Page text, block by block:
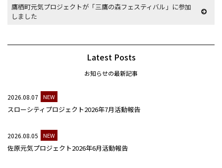
鷹栖町元気プロジェクトが「三鷹の森フェスティバル」に参加
しました
Latest Posts
お知らせの最新記事
2026.08.07 NEW
スローシティプロジェクト2026年7月活動報告
2026.08.05 NEW
佐原元気プロジェクト2026年6月活動報告